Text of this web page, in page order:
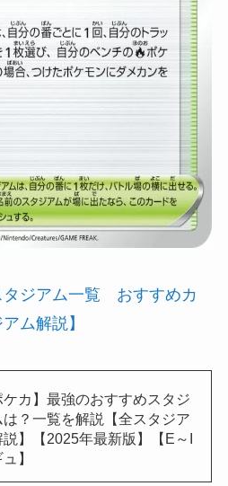
タジアム一覧 おすすめカ
ム解説】
ケカ】最強のおすすめスタジ
は？一覧を解説【全スタジア
説】【2025年最新版】【E～I
】